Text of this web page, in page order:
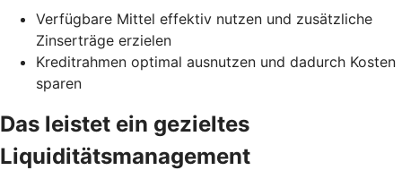
Verfügbare Mittel effektiv nutzen und zusätzliche
Zinserträge erzielen
Kreditrahmen optimal ausnutzen und dadurch Kosten
sparen
Das leistet ein gezieltes
Liquiditätsmanagement